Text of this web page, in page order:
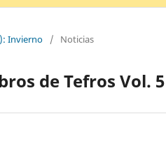
Invierno / Noticias
de Tefros Vol.